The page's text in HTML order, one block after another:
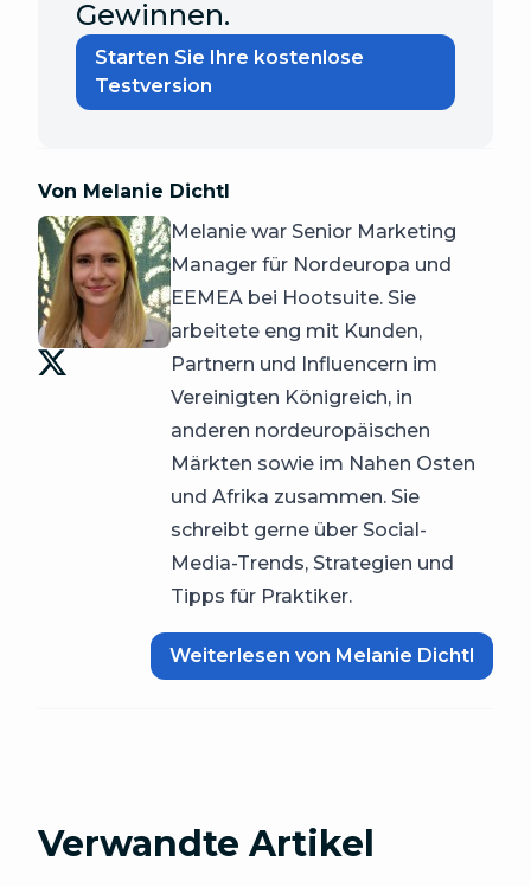
Gewinnen.
Starten Sie Ihre kostenlose
Testversion
Von Melanie Dichtl
Melanie war Senior Marketing
Manager für Nordeuropa und
EEMEA bei Hootsuite. Sie
arbeitete eng mit Kunden,
Partnern und Influencern im
Vereinigten Königreich, in
anderen nordeuropäischen
Märkten sowie im Nahen Osten
und Afrika zusammen. Sie
schreibt gerne über Social-
Media-Trends, Strategien und
Tipps für Praktiker.
Weiterlesen von Melanie Dichtl
Verwandte Artikel